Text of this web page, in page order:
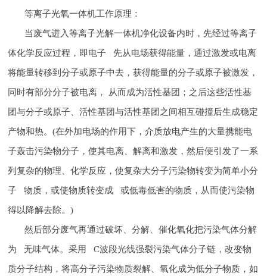
等离子光氧一体机工作原理：
当废气进入等离子光解一体机净化设备内时，先经过等离子
体化学反应过程，即电子 先从电场获得能量，通过激发或电离
将能量转移到分子或原子中去，获得能量的分子或原子被激发，
同时有部分分子被电离， 从而成为活性基团；之后这些活性基
团与分子或原子、活性基团与活性基团之间相互碰撞后生成稳定
产物和热。(在外加电场的作用下，介质放电产生的大量携能电
子轰击污染物分子，使其电离、解离和激发，然后便引发了一系
列复杂的物理、化学反应，使复杂大分子污染物转变为简单小分
子 物质，或使物质转变成 或低毒低害的物质，从而使污染物
得以降解去除。)
然后部分废气再通过破坏、分解、催化氧化把污染气体分解
为 无味气体。采用 C波段光线强裂污染气体分子链，改变物
质分子结构，将高分子污染物质裂解、氧化成为低分子物质，如